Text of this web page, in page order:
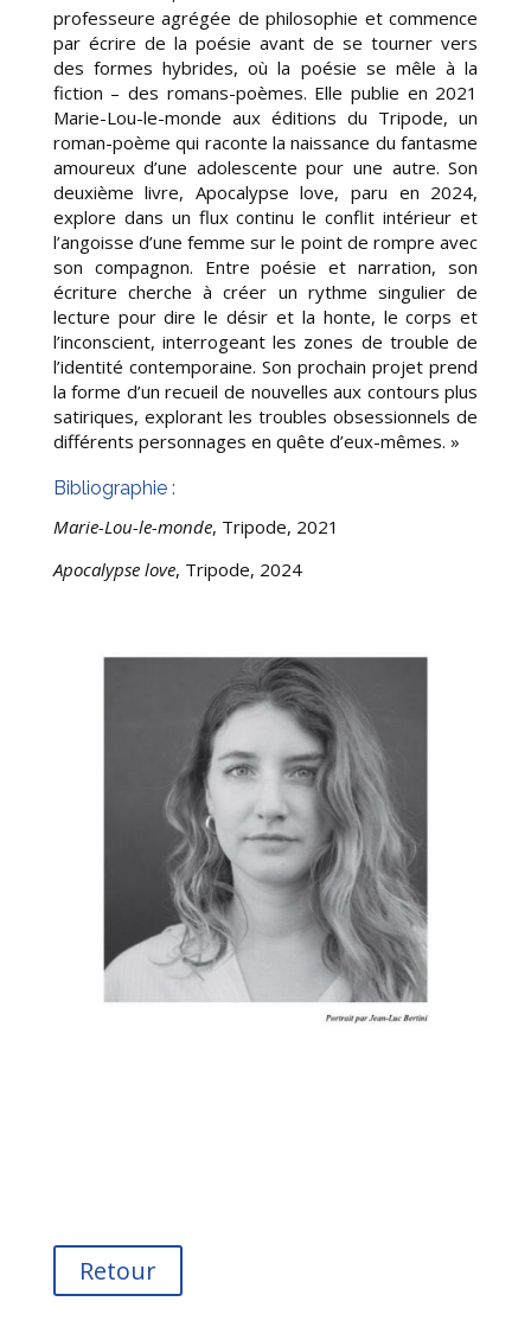
professeure agrégée de philosophie et commence
par écrire de la poésie avant de se tourner vers
des formes hybrides, où la poésie se mêle à la
fiction – des romans-poèmes. Elle publie en 2021
Marie-Lou-le-monde aux éditions du Tripode, un
roman-poème qui raconte la naissance du fantasme
amoureux d’une adolescente pour une autre. Son
deuxième livre, Apocalypse love, paru en 2024,
explore dans un flux continu le conflit intérieur et
l’angoisse d’une femme sur le point de rompre avec
son compagnon. Entre poésie et narration, son
écriture cherche à créer un rythme singulier de
lecture pour dire le désir et la honte, le corps et
l’inconscient, interrogeant les zones de trouble de
l’identité contemporaine. Son prochain projet prend
la forme d’un recueil de nouvelles aux contours plus
satiriques, explorant les troubles obsessionnels de
différents personnages en quête d’eux-mêmes. »
Bibliographie :
Marie-Lou-le-monde, Tripode, 2021
Apocalypse love, Tripode, 2024
Retour